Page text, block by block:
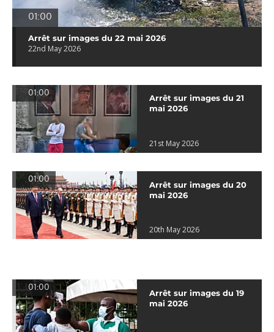
01:00
Arrêt sur images du 22 mai 2026
22nd May 2026
01:00
Arrêt sur images du 21
mai 2026
21st May 2026
01:00
Arrêt sur images du 20
mai 2026
20th May 2026
01:00
Arrêt sur images du 19
mai 2026